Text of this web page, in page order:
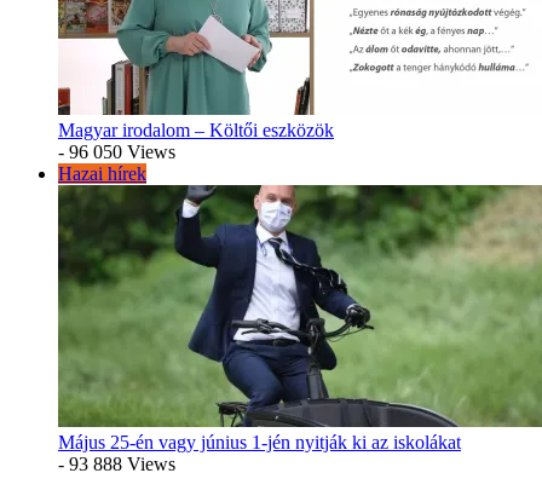
Magyar irodalom – Költői eszközök
- 96 050 Views
Hazai hírek
Május 25-én vagy június 1-jén nyitják ki az iskolákat
- 93 888 Views